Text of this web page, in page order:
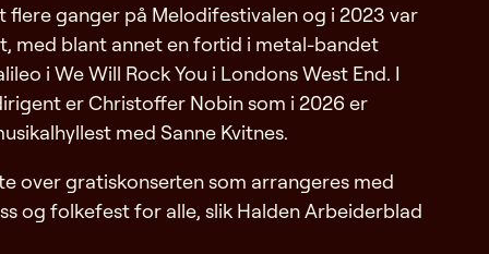
ganger på Melodifestivalen og i 2023 var
med blant annet en fortid i metal-bandet
i We Will Rock You i Londons West End. I
er Christoffer Nobin som i 2026 er
med Sanne Kvitnes.
over gratiskonserten som arrangeres med
og folkefest for alle, slik Halden Arbeiderblad